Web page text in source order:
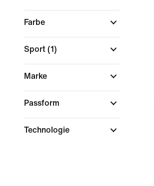
Farbe
Sport (1)
Marke
Passform
Technologie